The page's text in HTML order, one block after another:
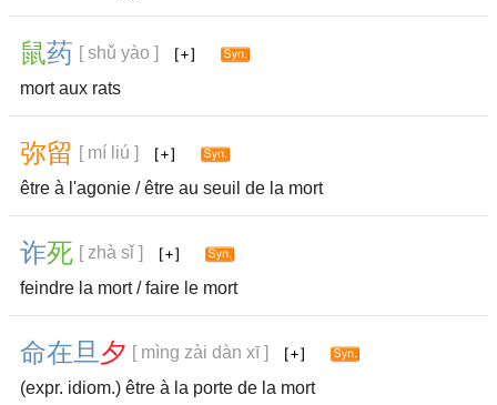
鼠药 [ shǔ yào ]
mort aux rats
弥留 [ mí liú ]
être à l'agonie / être au seuil de la mort
诈死 [ zhà sǐ ]
feindre la mort / faire le mort
命在 旦 夕 [ mìng zài dàn xī ]
(expr. idiom.) être à la porte de la mort